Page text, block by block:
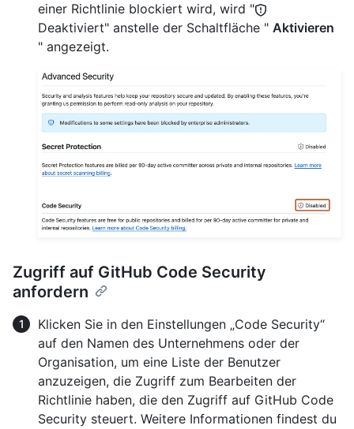
einer Richtlinie blockiert wird, wird "
Deaktiviert" anstelle der Schaltfläche " Aktivieren
" angezeigt.
Zugriff auf GitHub Code Security
anfordern
Klicken Sie in den Einstellungen „Code Security“
auf den Namen des Unternehmens oder der
Organisation, um eine Liste der Benutzer
anzuzeigen, die Zugriff zum Bearbeiten der
Richtlinie haben, die den Zugriff auf GitHub Code
Security steuert. Weitere Informationen findest du